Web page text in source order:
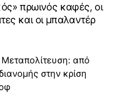
πρωινός καφές, οι
και οι μπαλαντέρ